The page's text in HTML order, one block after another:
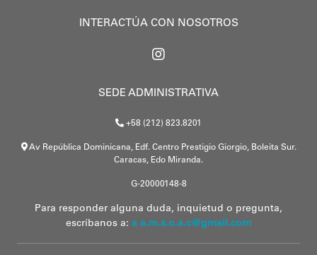
INTERACTÚA CON NOSOTROS
SEDE ADMINISTRATIVA
+58 (212) 823.8201
Av República Dominicana, Edf. Centro Prestigio Giorgio, Boleita Sur.
Caracas, Edo Miranda.
G-20000148-8
Para responder alguna duda, inquietud o pregunta,
escríbanos a: a a.m.s.o.a.c@gmail.com